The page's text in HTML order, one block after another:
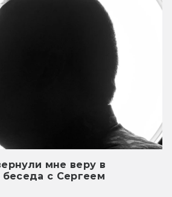
мне веру в
беседа с Сергеем